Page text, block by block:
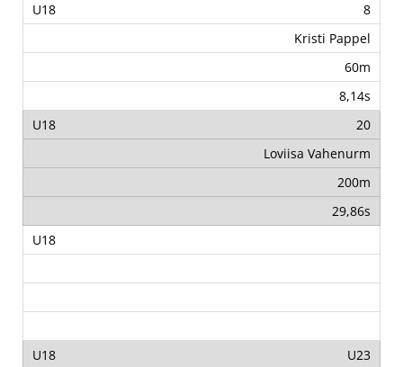
8
Kristi Pappel
60m
8,14s
20
Loviisa Vahenurm
200m
29,86s
U23